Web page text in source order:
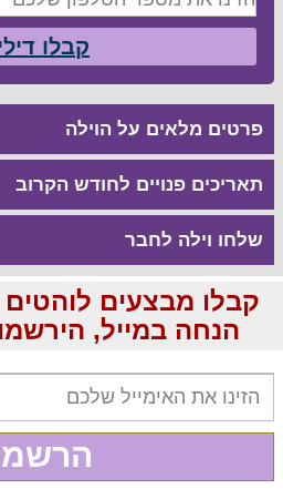
קבלו
פרטים מלאים על הוילה
תאריכים פנויים לחודש הקרוב
שלחו וילה לחבר
הנחה במייל,